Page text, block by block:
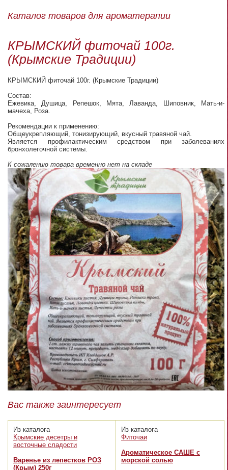
Каталог товаров для ароматерапии
КРЫМСКИЙ фиточай 100г.
(Крымские Традиции)
КРЫМСКИЙ фиточай 100г. (Крымские Традиции)
Состав:
Ежевика, Душица, Репешок, Мята, Лаванда, Шиповник, Мать-и-
мачеха, Роза.
Рекомендации к применению:
Общеукрепляющий, тонизирующий, вкусный травяной чай.
Является профилактическим средством при заболеваниях
бронхолегочной системы.
К сожалению товара временно нет на складе
Вас также заинтересует
Из каталога
Крымские десетры и
восточные сладости
Варенье из лепестков РОЗ
(Крым) 250г
Из каталога
Фиточаи
Ароматическое САШЕ с
морской солью